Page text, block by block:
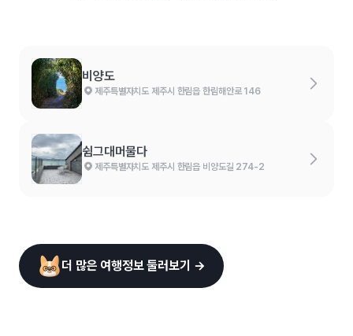
비양도
제주특별자치도 제주시 한림읍 한림해안로 146
쉼그대머물다
제주특별자치도 제주시 한림읍 비양도길 274-2
더 많은 여행정보 둘러보기 →